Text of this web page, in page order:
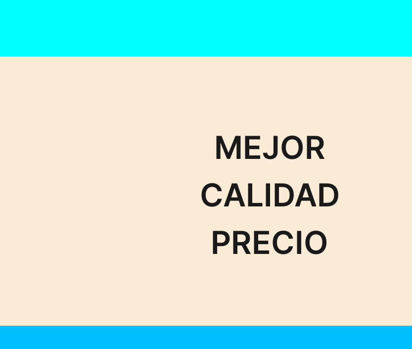
MEJOR
CALIDAD
PRECIO